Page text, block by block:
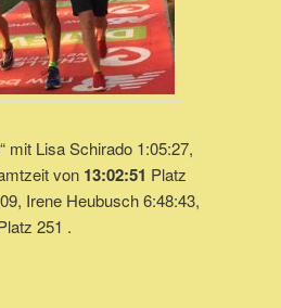
“ mit Lisa Schirado 1:05:27,
von 13:02:51 Platz
Irene Heubusch 6:48:43,
251 .